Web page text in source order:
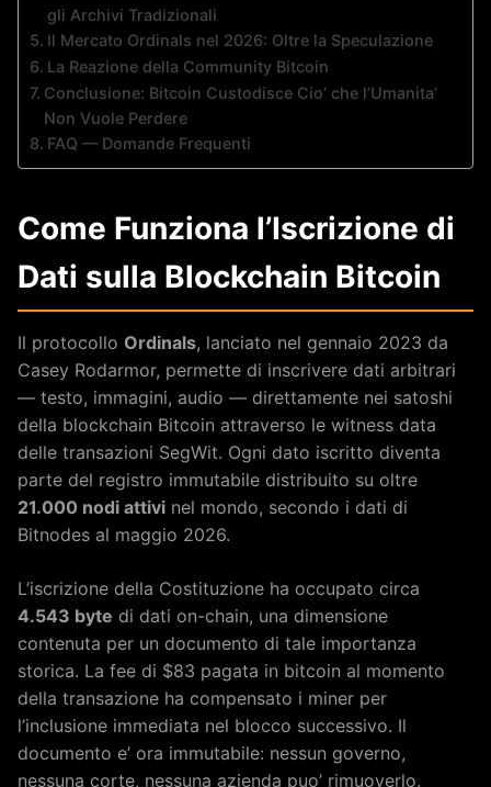
gli Archivi Tradizionali
Il Mercato Ordinals nel 2026: Oltre la Speculazione
La Reazione della Community Bitcoin
Conclusione: Bitcoin Custodisce Cio’ che l’Umanita’
Non Vuole Perdere
FAQ — Domande Frequenti
Come Funziona l’Iscrizione di
Dati sulla Blockchain Bitcoin
Il protocollo Ordinals, lanciato nel gennaio 2023 da
Casey Rodarmor, permette di inscrivere dati arbitrari
— testo, immagini, audio — direttamente nei satoshi
della blockchain Bitcoin attraverso le witness data
delle transazioni SegWit. Ogni dato iscritto diventa
parte del registro immutabile distribuito su oltre
21.000 nodi attivi nel mondo, secondo i dati di
Bitnodes al maggio 2026.
L’iscrizione della Costituzione ha occupato circa
4.543 byte di dati on-chain, una dimensione
contenuta per un documento di tale importanza
storica. La fee di $83 pagata in bitcoin al momento
della transazione ha compensato i miner per
l’inclusione immediata nel blocco successivo. Il
documento e’ ora immutabile: nessun governo,
nessuna corte, nessuna azienda puo’ rimuoverlo.